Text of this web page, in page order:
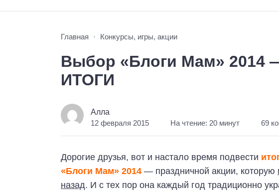
Главная Конкурсы, игры, акции
Выбор «Блоги Мам» 2014
ИТОГИ
Алла
12 февраля 2015 На чтение: 20 минут 69
Дорогие друзья, вот и настало время подвести
«Блоги Мам» 2014 — праздничной акции, которую
назад. И с тех пор она каждый год традиционно